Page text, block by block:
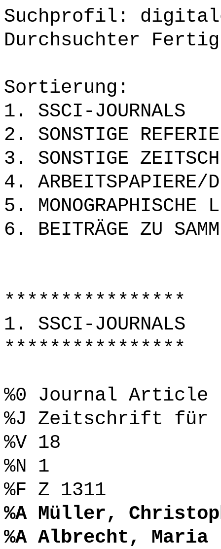
Suchprofil:
Durchsuchter
Sortierung:
1. SSCI-JOURNALS
2. SONSTIGE
3. SONSTIGE
4. ARBEITSPAPIERE/
5. MONOGRAPHISCHE
6. BEITRÄGE ZU
****************
1. SSCI-JOURNALS
****************
%0 Journal Article
%J Zeitschrift für
%V 18
%N 1
%F Z 1311
%A Müller,
%A Albrecht, Maria